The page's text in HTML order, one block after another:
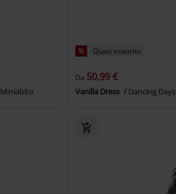
Miniabito
% Quasi esaurito
Da 50,99 €
Vanilla Dress Dancing Days